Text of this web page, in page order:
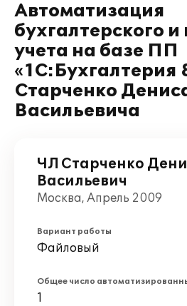
Автоматизация
бухгалтерского и
учета на базе ПП
«1С:Бухгалтерия
Cтарченко
Васильевича
ЧЛ Cтарченко
Васильевич
Москва, Апрель 2009
Вариант работы
Файловый
Общее число
1